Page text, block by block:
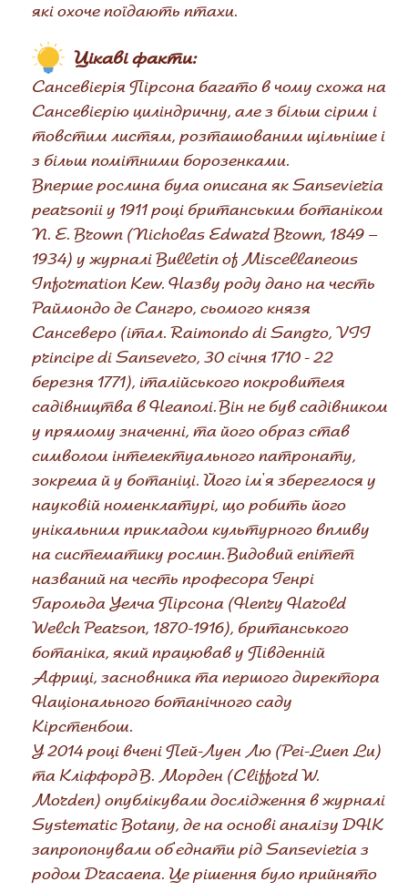
які охоче поїдають птахи.
Цікаві факти:
Сансевієрія Пірсона багато в чому схожа на
Сансевієрію циліндричну, але з більш сірим і
товстим листям, розташованим щільніше і
з більш помітними борозенками.
Вперше рослина була описана як Sansevieria
pearsonii у 1911 році британським ботаніком
N. E. Brown (Nicholas Edward Brown, 1849 –
1934) у журналі Bulletin of Miscellaneous
Information Kew. Назву роду дано на честь
Раймондо де Сангро, сьомого князя
Сансеверо (італ. Raimondo di Sangro, VII
principe di Sansevero, 30 січня 1710 - 22
березня 1771), італійського покровителя
садівництва в Неаполі. Він не був садівником
у прямому значенні, та його образ став
символом інтелектуального патронату,
зокрема й у ботаніці. Його ім'я збереглося у
науковій номенклатурі, що робить його
унікальним прикладом культурного впливу
на систематику рослин. Видовий епітет
названий на честь професора Генрі
Гарольда Уелча Пірсона (Henry Harold
Welch Pearson, 1870-1916), британського
ботаніка, який працював у Південній
Африці, засновника та першого директора
Національного ботанічного саду
Кірстенбош.
У 2014 році вчені Пей-Луен Лю (Pei-Luen Lu)
та Кліффорд В. Морден (Clifford W.
Morden) опублікували дослідження в журналі
Systematic Botany, де на основі аналізу ДНК
запропонували об'єднати рід Sansevieria з
родом Dracaena. Це рішення було прийнято